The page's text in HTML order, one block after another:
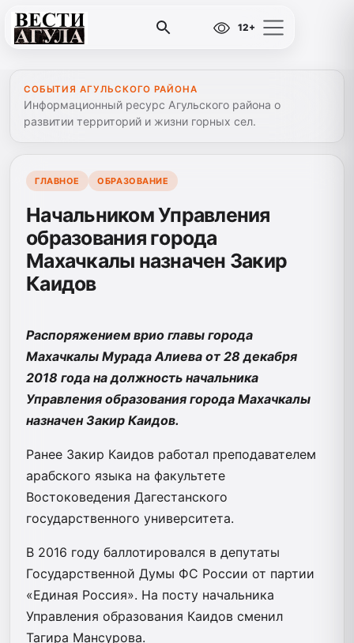
12+
СОБЫТИЯ АГУЛЬСКОГО РАЙОНА
Информационный ресурс Агульского района о
развитии территорий и жизни горных сел.
ГЛАВНОЕ ОБРАЗОВАНИЕ
Начальником Управления
образования города
Махачкалы назначен Закир
Каидов
Распоряжением врио главы города
Махачкалы Мурада Алиева от 28 декабря
2018 года на должность начальника
Управления образования города Махачкалы
назначен Закир Каидов.
Ранее Закир Каидов работал преподавателем
арабского языка на факультете
Востоковедения Дагестанского
государственного университета.
В 2016 году баллотировался в депутаты
Государственной Думы ФС России от партии
«Единая Россия». На посту начальника
Управления образования Каидов сменил
Тагира Мансурова.